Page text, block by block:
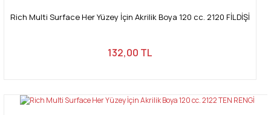
Rich Multi Surface Her Yüzey İçin Akrilik Boya 120 cc. 2120 FİLDİŞİ
132,00 TL